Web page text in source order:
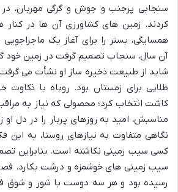
سنجابی پرجنب و جوش و گرگی مهربان، در
کردند. زمین های کشاورزی آن ها در
همسایگی، بستر را برای آغاز یک
آن سال، سنجاب تصمیم گرفت در زمین خود
شاید از طبیعت ذخیره ساز او نشأت می
طلایی برای زمستان بود. روباه با ذکاوت
کاشت انتخاب کرد؛ محصولی که نیاز به
مناسبش، امید به روزهای پربار را در دل او
نگاهی متفاوت به نیازهای روستا، به این
کسی سیب زمینی نکاشته است. بنابراین
سیب زمینی های خوشمزه و درشت بکارد.
رسیده بود و هر سه دوست با شور و شوق